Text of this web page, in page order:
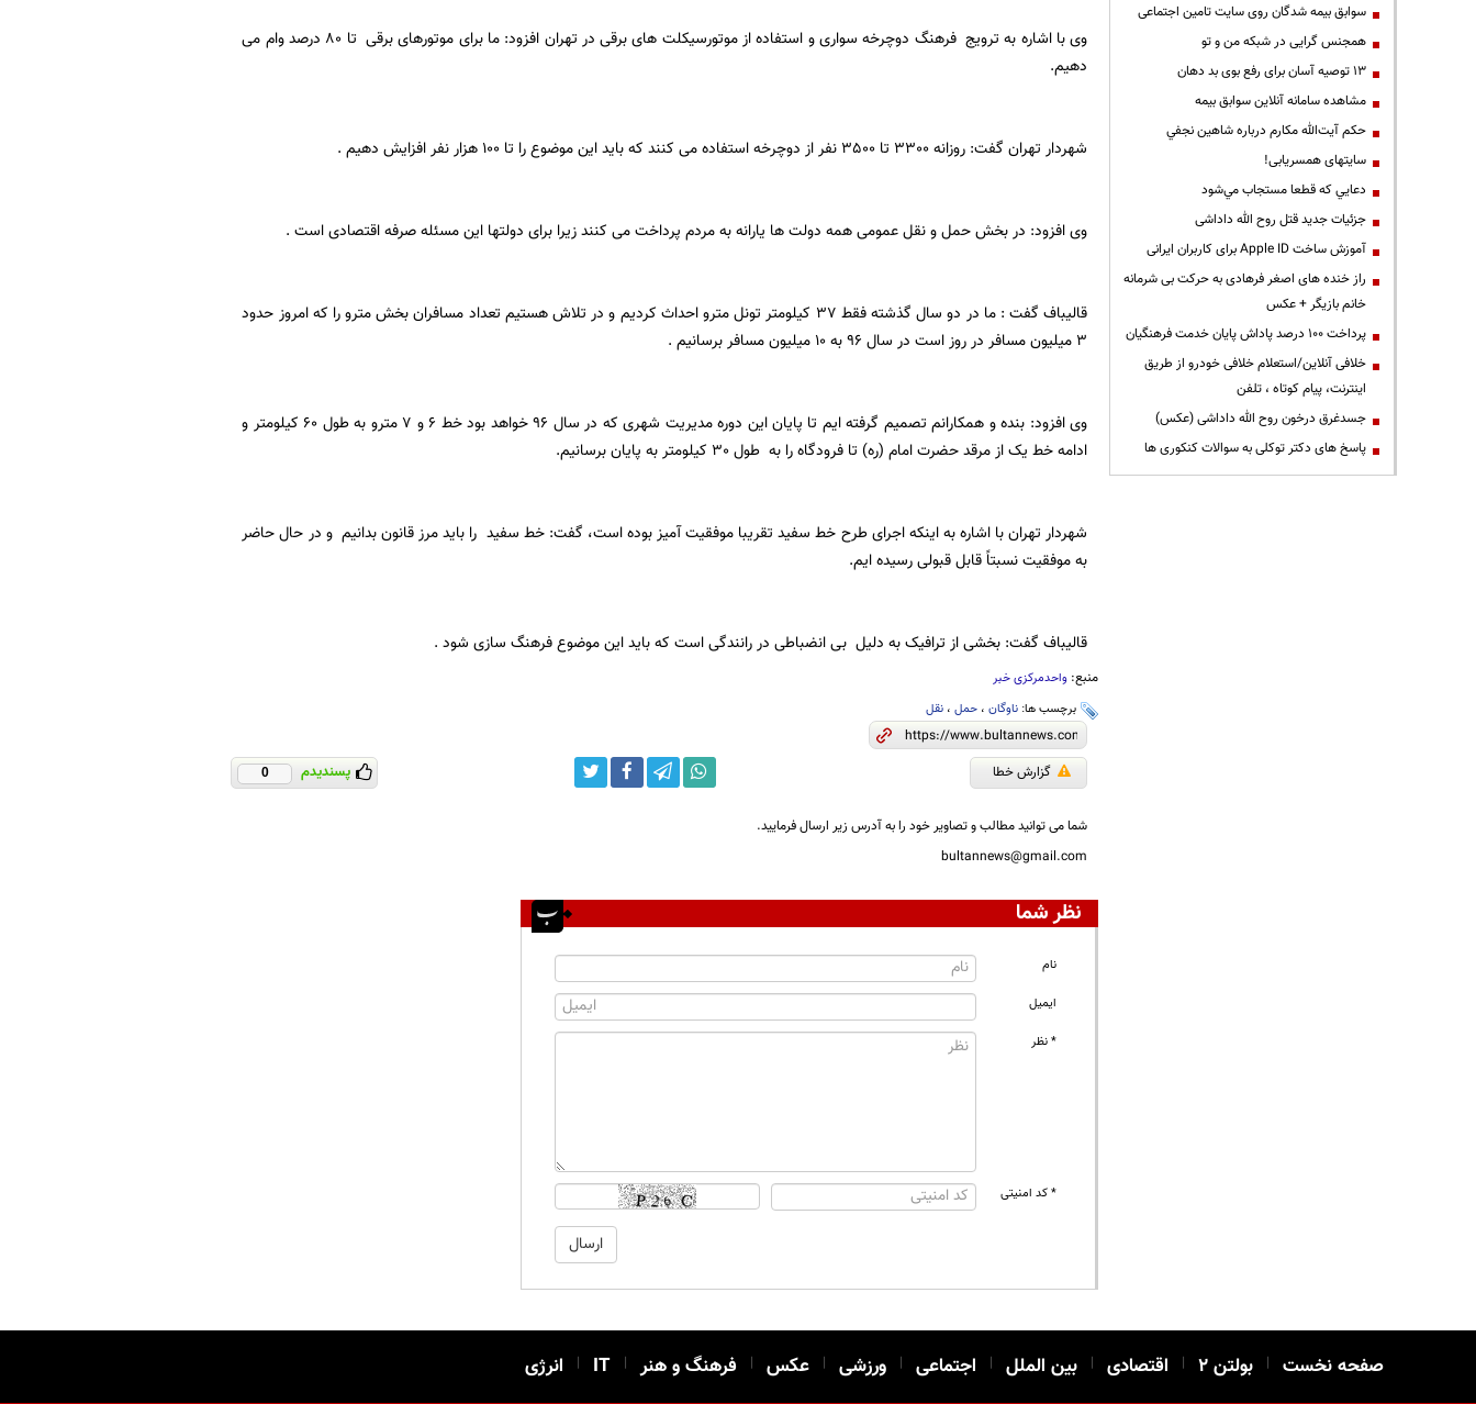
وی با اشاره به ترویج فرهنگ دوچرخه سواری و استفاده از موتورسیکلت های برقی در تهران افزود: ما برای موتورهای برقی تا 80 درصد وام می
دهیم.
شهردار تهران گفت: روزانه 3300 تا 3500 نفر از دوچرخه استفاده می کنند که باید این موضوع را تا 100 هزار نفر افزایش دهیم .
وی افزود: در بخش حمل و نقل عمومی همه دولت ها یارانه به مردم پرداخت می کنند زیرا برای دولتها این مسئله صرفه اقتصادی است .
قالیباف گفت : ما در دو سال گذشته فقط 37 کیلومتر تونل مترو احداث کردیم و در تلاش هستیم تعداد مسافران بخش مترو را که امروز حدود
3 میلیون مسافر در روز است در سال 96 به 10 میلیون مسافر برسانیم .
وی افزود: بنده و همکارانم تصمیم گرفته ایم تا پایان این دوره مدیریت شهری که در سال 96 خواهد بود خط 6 و 7 مترو به طول 60 کیلومتر و
ادامه خط یک از مرقد حضرت امام (ره) تا فرودگاه را به طول 30 کیلومتر به پایان برسانیم.
شهردار تهران با اشاره به اینکه اجرای طرح خط سفید تقریبا موفقیت آمیز بوده است، گفت: خط سفید را باید مرز قانون بدانیم و در حال حاضر
به موفقیت نسبتاً قابل قبولی رسیده ایم.
قالیباف گفت: بخشی از ترافیک به دلیل بی انضباطی در رانندگی است که باید این موضوع فرهنگ سازی شود .
منبع: واحدمرکزی خبر
برچسب ها: ناوگان، حمل، نقل
گزارش خطا پسندیدم 0
شما می توانید مطالب و تصاویر خود را به آدرس زیر ارسال فرمایید.
bultannews@gmail.com
نظر شما
نام
ایمیل
* نظر
* کد امنیتی
سوابق بیمه شدگان روی سایت تامین اجتماعی
همجنس گرایی در شبکه من و تو
13 توصیه آسان برای رفع بوی بد دهان
مشاهده سامانه آنلاين سوابق بیمه
حكم آيت‌الله مكارم درباره شاهين نجفي
سایتهای همسریابی!
دعايي كه قطعا مستجاب مي‌شود
جزئیات جدید قتل روح الله داداشی
آموزش ساخت Apple ID برای کاربران ایرانی
راز خنده های اصغر فرهادی به حرکت بی شرمانه
خانم بازیگر + عکس
پرداخت ۱۰۰ درصد پاداش پایان خدمت فرهنگیان
خلافی آنلاین/استعلام خلافی خودرو از طریق
اینترنت، پیام کوتاه ، تلفن
جسدغرق درخون روح الله داداشی (عکس)
پاسخ های دکتر توکلی به سوالات کنکوری ها
صفحه نخست | بولتن ۲ | اقتصادی | بین الملل | اجتماعی | ورزشی | عکس | فرهنگ و هنر |
IT
| انرژی